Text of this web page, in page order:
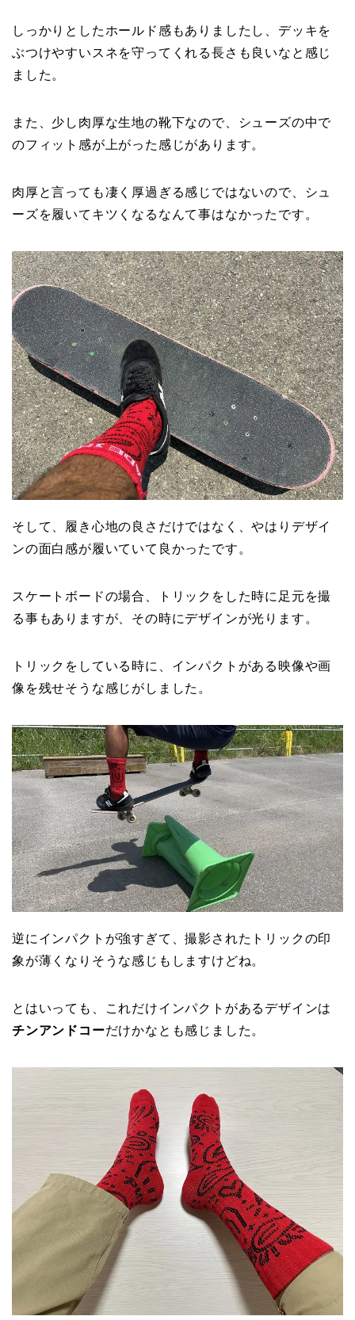
しっかりとしたホールド感もありましたし、デッキを
ぶつけやすいスネを守ってくれる長さも良いなと感じ
ました。
また、少し肉厚な生地の靴下なので、シューズの中で
のフィット感が上がった感じがあります。
肉厚と言っても凄く厚過ぎる感じではないので、シュ
ーズを履いてキツくなるなんて事はなかったです。
そして、履き心地の良さだけではなく、やはりデザイ
ンの面白感が履いていて良かったです。
スケートボードの場合、トリックをした時に足元を撮
る事もありますが、その時にデザインが光ります。
トリックをしている時に、インパクトがある映像や画
像を残せそうな感じがしました。
逆にインパクトが強すぎて、撮影されたトリックの印
象が薄くなりそうな感じもしますけどね。
とはいっても、これだけインパクトがあるデザインは
チンアンドコーだけかなとも感じました。